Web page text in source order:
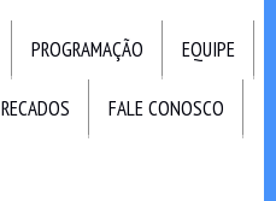
PROGRAMAÇÃO EQUIPE
RECADOS FALE CONOSCO